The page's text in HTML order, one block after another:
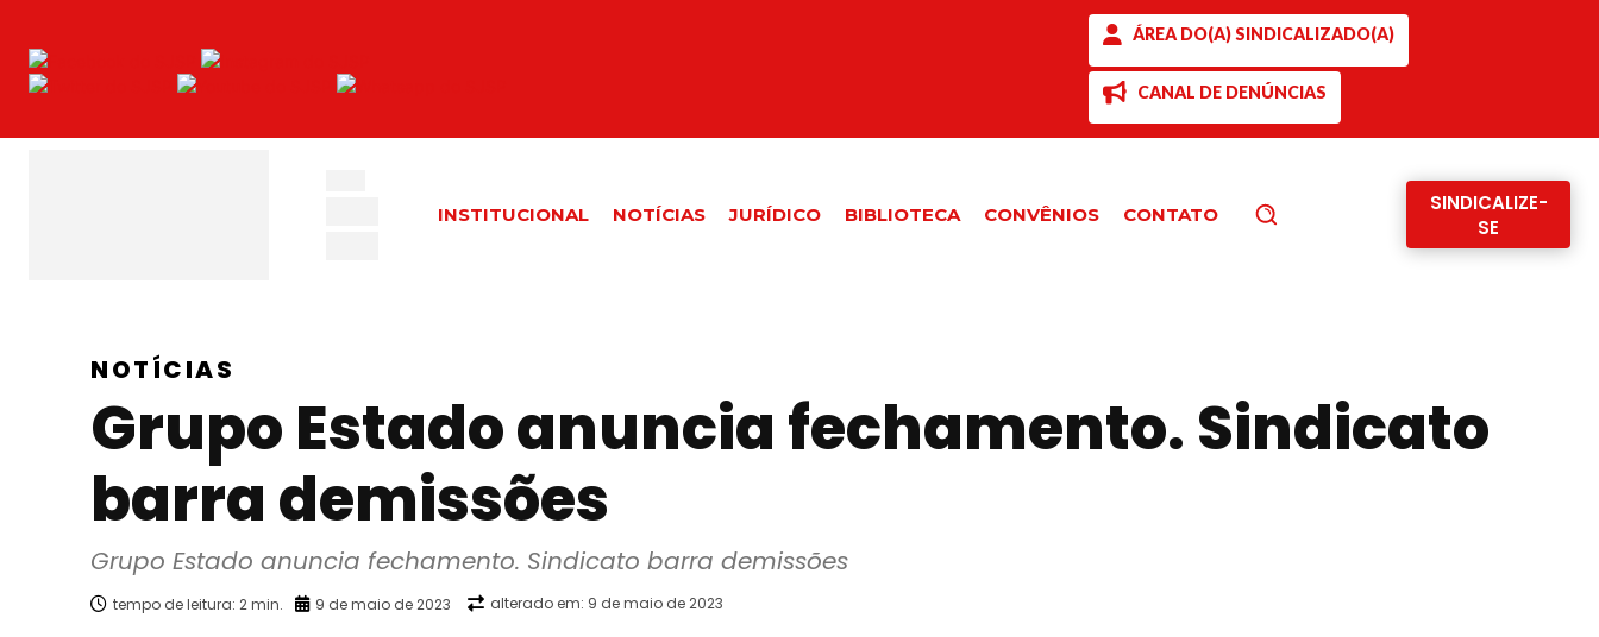
ÁREA DO(A) SINDICALIZADO(A)
CANAL DE DENÚNCIAS
INSTITUCIONAL NOTÍCIAS JURÍDICO BIBLIOTECA CONVÊNIOS CONTATO
SINDICALIZE-
SE
NOTÍCIAS
Grupo Estado anuncia fechamento. Sindicato
barra demissões
Grupo Estado anuncia fechamento. Sindicato barra demissões
tempo de leitura: 2 min. 9 de maio de 2023 alterado em: 9 de maio de 2023